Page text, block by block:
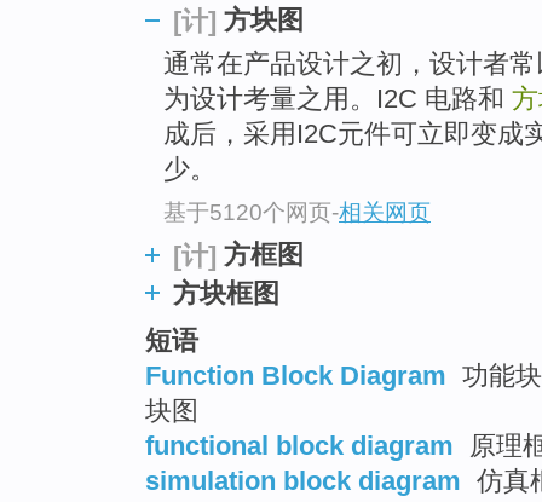
[计] 方块图
通常在产品设计之初，设计者
为设计考量之用。I2C 电路和
成后，采用I2C元件可立即变成
少。
基于5120个网页-相关网页
[计] 方框图
方块框图
短语
Function Block Diagram 功能
块图
functional block diagram
原理
simulation block diagram 仿真